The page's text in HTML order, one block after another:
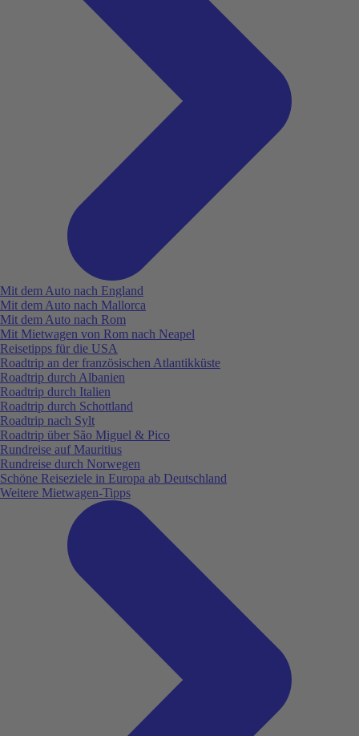
Mit dem Auto nach England
Mit dem Auto nach Mallorca
Mit dem Auto nach Rom
Mit Mietwagen von Rom nach Neapel
Reisetipps für die USA
Roadtrip an der französischen Atlantikküste
Roadtrip durch Albanien
Roadtrip durch Italien
Roadtrip durch Schottland
Roadtrip nach Sylt
Roadtrip über São Miguel & Pico
Rundreise auf Mauritius
Rundreise durch Norwegen
Schöne Reiseziele in Europa ab Deutschland
Weitere Mietwagen-Tipps